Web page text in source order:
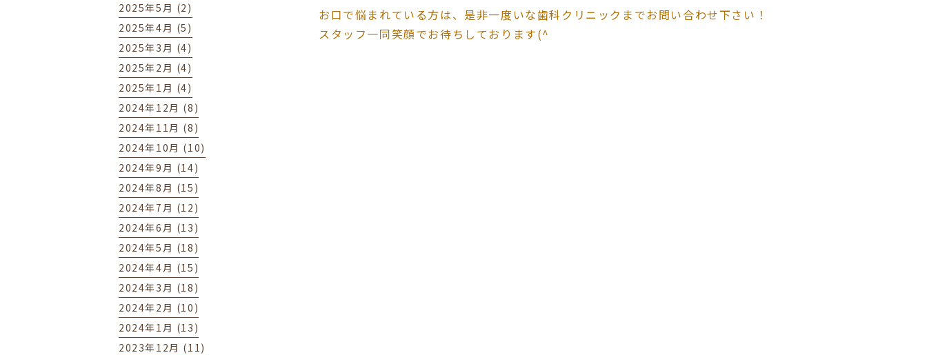
お口で悩まれている方は、是非一度いな歯科クリニックまでお問い合わせ下さい！
スタッフ一同笑顔でお待ちしております(^
2025年5月 (2)
2025年4月 (5)
2025年3月 (4)
2025年2月 (4)
2025年1月 (4)
2024年12月 (8)
2024年11月 (8)
2024年10月 (10)
2024年9月 (14)
2024年8月 (15)
2024年7月 (12)
2024年6月 (13)
2024年5月 (18)
2024年4月 (15)
2024年3月 (18)
2024年2月 (10)
2024年1月 (13)
2023年12月 (11)